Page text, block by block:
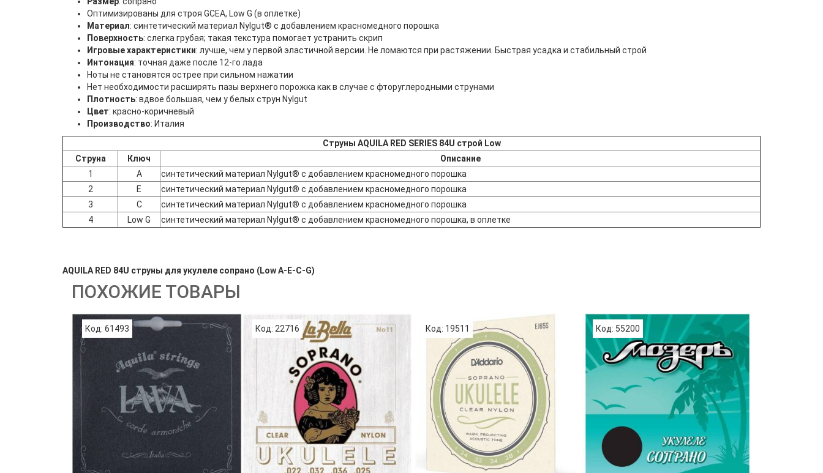
Оптимизированы для строя GCEA, Low G (в оплетке)
Материал: синтетический материал Nylgut® с добавлением красномедного порошка
Поверхность: слегка грубая; такая текстура помогает устранить скрип
Игровые характеристики: лучше, чем у первой эластичной версии. Не ломаются при растяжении. Быстрая усадка и стабильный строй
Интонация: точная даже после 12-го лада
Ноты не становятся острее при сильном нажатии
Нет необходимости расширять пазы верхнего порожка как в случае с фторуглеродными струнами
Плотность: вдвое большая, чем у белых струн Nylgut
Цвет: красно-коричневый
Производство: Италия
Струны AQUILA RED SERIES 84U строй Low
Струна
Ключ
Описание
1
A
синтетический материал Nylgut® с добавлением красномедного порошка
2
E
синтетический материал Nylgut® с добавлением красномедного порошка
3
C
синтетический материал Nylgut® с добавлением красномедного порошка
4
Low G синтетический материал Nylgut® с добавлением красномедного порошка, в оплетке
AQUILA RED 84U струны для укулеле сопрано (Low A-E-C-G)
ПОХОЖИЕ ТОВАРЫ
Код: 61493 Код: 22716 Код: 19511 Код: 55200